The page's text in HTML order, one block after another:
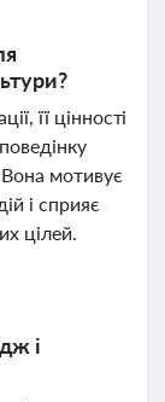
її цінності
Вона мотивує
і сприяє
цілей.
і